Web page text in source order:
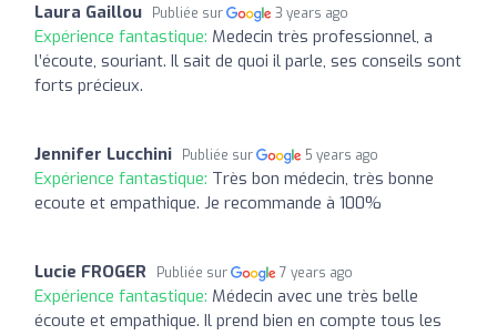
Laura Gaillou Publiée sur 3 years ago
Expérience fantastique: Medecin très professionnel, a
l’écoute, souriant. Il sait de quoi il parle, ses conseils sont
forts précieux.
Jennifer Lucchini Publiée sur 5 years ago
Expérience fantastique: Très bon médecin, très bonne
ecoute et empathique. Je recommande à 100%
Lucie FROGER Publiée sur 7 years ago
Expérience fantastique: Médecin avec une très belle
écoute et empathique. Il prend bien en compte tous les